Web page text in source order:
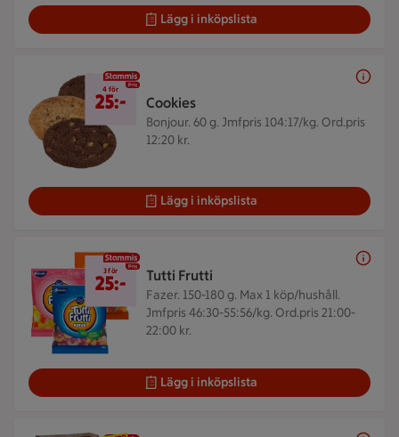
Lägg i inköpslista
Cookies
Bonjour. 60 g. Jmfpris 104:17/kg. Ord.pris
12:20 kr.
4 för 25 kr
4 för
25:-
Lägg i inköpslista
Tutti Frutti
Fazer. 150-180 g. Max 1 köp/hushåll.
Jmfpris 46:30-55:56/kg. Ord.pris 21:00-
22:00 kr.
3 för 25 kr
3 för
25:-
Lägg i inköpslista